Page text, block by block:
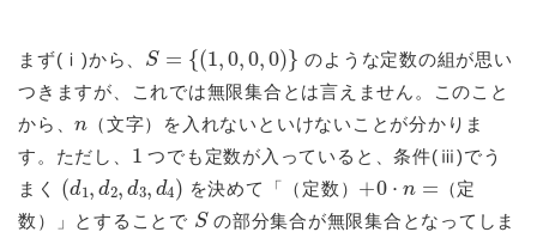
まず(ⅰ)から、 S 1,0 ,0 ,0 )}
のような定数の組が思い
つきますが、これでは無限集合とは言えません。このこと
から、
（文字）を入れないといけないことが分かりま
す。ただし、 1 つでも定数が入っていると、条件(ⅲ)でう
まく
( d d ,d ,d )
を決めて「（定数） + 0⋅
（定
数）」とすることで Sの部分集合が無限集合となってしま